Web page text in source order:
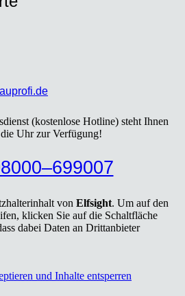
(kos­ten­lo­se Hot­line) steht Ihnen
Uhr zur Ver­fü­gung!
von Elfsight. Um auf den
klicken Sie auf die Schaltfläche
dabei Daten an Drittanbieter
und Inhalte entsperren